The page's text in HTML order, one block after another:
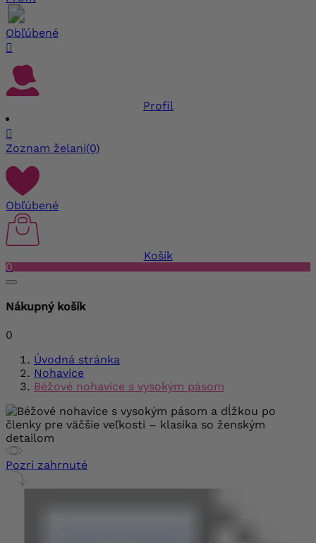
Obľúbené

Profil

Zoznam želaní(0)
Obľúbené
Košík
0
Nákupný košík
0
Úvodná stránka
Nohavice
Béžové nohavice s vysokým pásom
Pozri zahrnuté